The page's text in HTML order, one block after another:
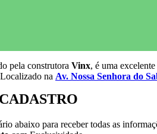
pela construtora Vinx, é uma
na Av. Nossa Senhora do
abaixo para receber todas as